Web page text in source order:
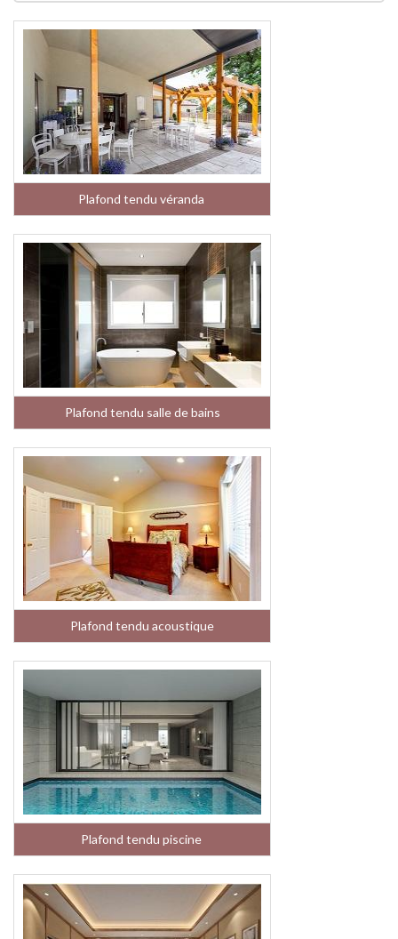
Plafond tendu véranda
Plafond tendu salle de bains
Plafond tendu acoustique
Plafond tendu piscine